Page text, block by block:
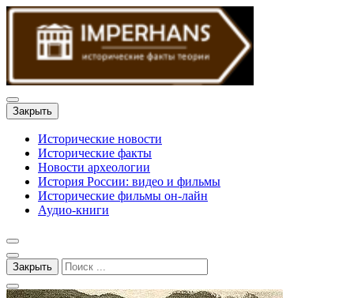
Закрыть
Исторические новости
Исторические факты
Новости археологии
История России: видео и фильмы
Исторические фильмы он-лайн
Аудио-книги
Закрыть